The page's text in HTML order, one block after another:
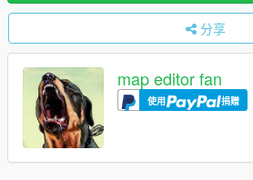
分享
map editor fan
使用 捐赠